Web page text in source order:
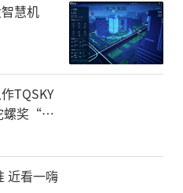
慧机
TQSKY
螺奖“双
近看一嗨